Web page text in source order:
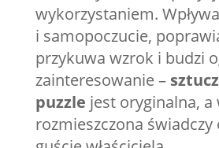
wykorzystaniem.
i samopoczucie,
przykuwa wzrok i budzi
zainteresowanie –
puzzle jest oryginalna, a
rozmieszczona